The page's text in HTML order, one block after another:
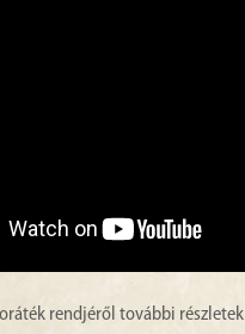
rendjéről további részletek